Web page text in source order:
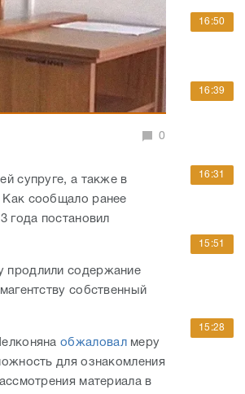
0
супруге, а также в
сообщало ранее
года постановил
содержание
собственный
обжаловалмеру
для ознакомления
материала в
16:50
16:39
16:31
15:51
15:28